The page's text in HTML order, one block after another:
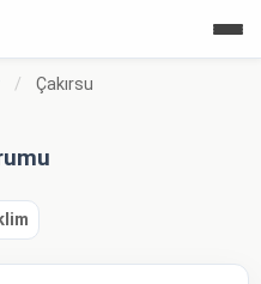
/ Çakırsu
İklim